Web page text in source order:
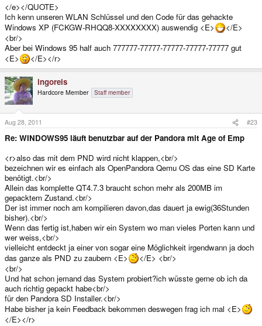
</e></QUOTE>
Ich kenn unseren WLAN Schlüssel und den Code für das gehackte
Windows XP (FCKGW-RHQQ8-XXXXXXXX) auswendig <E>
</E>
<br/>
Aber bei Windows 95 half auch 777777-77777-77777-77777-77777 gut
<E>
</E></r>
ingoreis
Hardcore Member Staff member
Aug 28, 2011 #23
Re: WINDOWS95 läuft benutzbar auf der Pandora mit Age of Emp
<r>also das mit dem PND wird nicht klappen,<br/>
bezeichnen wir es einfach als OpenPandora Qemu OS das eine SD Karte
benötigt.<br/>
Allein das komplette QT4.7.3 braucht schon mehr als 200MB im
gepacktem Zustand.<br/>
Der ist immer noch am kompilieren davon,das dauert ja ewig(36Stunden
bisher).<br/>
Wenn das fertig ist,haben wir ein System wo man vieles Porten kann und
wer weiss,<br/>
vielleicht entdeckt ja einer von sogar eine Möglichkeit irgendwann ja doch
das ganze als PND zu zaubern <E>
</E> <br/>
<br/>
Und hat schon jemand das System probiert?ich wüsste gerne ob ich da
auch richtig gepackt habe<br/>
für den Pandora SD Installer.<br/>
Habe bisher ja kein Feedback bekommen deswegen frag ich mal <E>
</E></r>